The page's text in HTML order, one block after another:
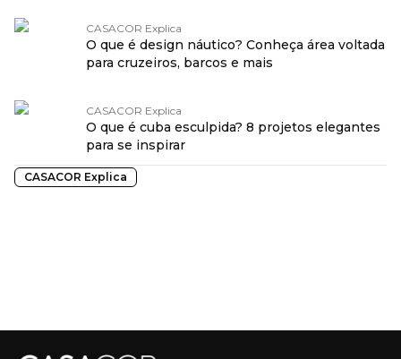
CASACOR Explica
O que é design náutico? Conheça área voltada
para cruzeiros, barcos e mais
CASACOR Explica
O que é cuba esculpida? 8 projetos elegantes
para se inspirar
CASACOR Explica